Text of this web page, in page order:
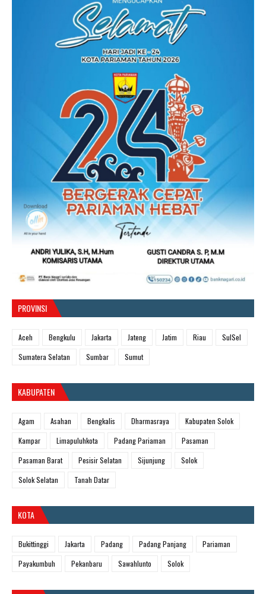
PROVINSI
Aceh Bengkulu Jakarta Jateng Jatim Riau
SulSel
Sumatera Selatan
Sumbar Sumut
KABUPATEN
Agam Asahan Bengkalis Dharmasraya
Kabupaten Solok
Kampar
Limapuluhkota Padang Pariaman
Pasaman
Pasaman Barat
Pesisir Selatan Sijunjung
Solok
Solok Selatan
Tanah Datar
KOTA
Bukittinggi Jakarta Padang Padang Panjang
Pariaman
Payakumbuh
Pekanbaru Sawahlunto Solok